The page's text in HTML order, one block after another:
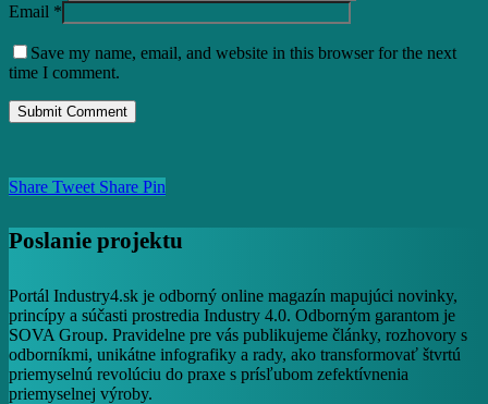
Email *
Save my name, email, and website in this browser for the next
time I comment.
Share Tweet Share Pin
Poslanie projektu
Portál Industry4.sk je odborný online magazín mapujúci novinky,
princípy a súčasti prostredia Industry 4.0. Odborným garantom je
SOVA Group. Pravidelne pre vás publikujeme články, rozhovory s
odborníkmi, unikátne infografiky a rady, ako transformovať štvrtú
priemyselnú revolúciu do praxe s prísľubom zefektívnenia
priemyselnej výroby.